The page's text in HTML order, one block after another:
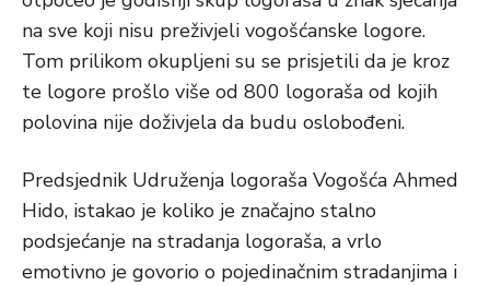
na sve koji nisu preživjeli vogošćanske logore.
Tom prilikom okupljeni su se prisjetili da je kroz
te logore prošlo više od 800 logoraša od kojih
polovina nije doživjela da budu oslobođeni.
Predsjednik Udruženja logoraša Vogošća Ahmed
Hido, istakao je koliko je značajno stalno
podsjećanje na stradanja logoraša, a vrlo
emotivno je govorio o pojedinačnim stradanjima i